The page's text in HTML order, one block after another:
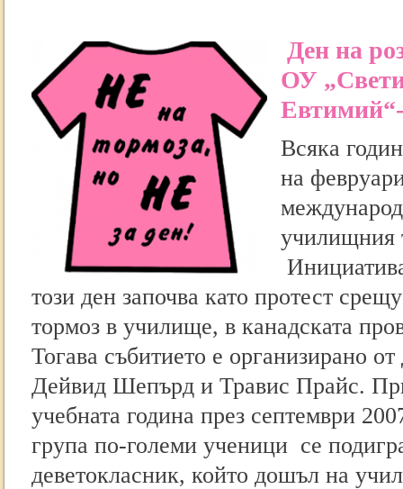
Ден на
ОУ
Всяка
на
училищния
този ден започва като протест
тормоз в училище, в канадската
Тогава събитието е организирано
Дейвид Шепърд и Травис Прайс.
учебната година през септември
група по-големи ученици се
деветокласник, който дошъл на